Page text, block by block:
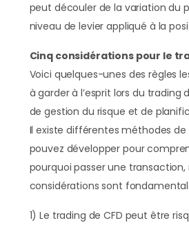
peut découler de la variation du
niveau de levier appliqué à la
Cinq considérations pour le
Voici quelques-unes des règles
à garder à l’esprit lors du trading
de gestion du risque et de
Il existe différentes méthodes
pouvez développer pour
pourquoi passer une transaction,
considérations sont
1) Le trading de CFD peut être